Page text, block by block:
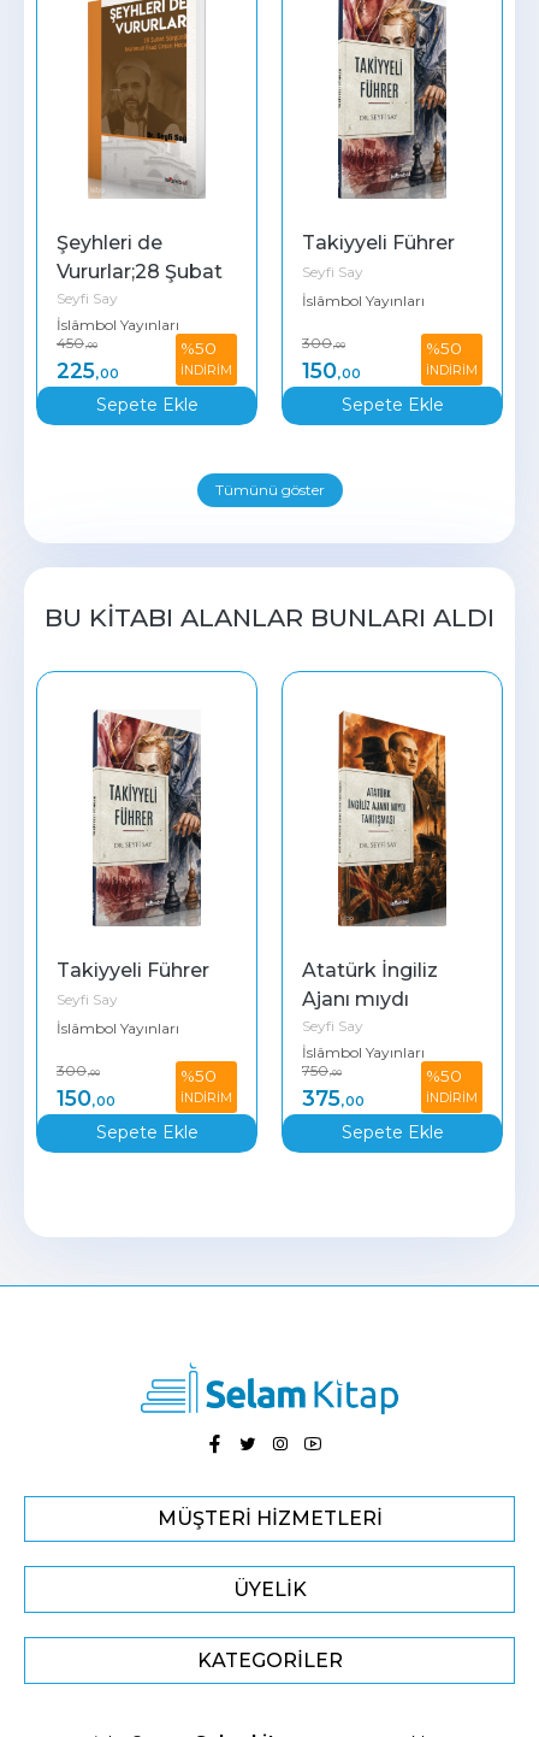
Sepete Ekle
Şeyhleri de
Vururlar;28 Şubat
Sürgünü Mahmud
Esad Coşan Hoca
Seyfi Say
İslâmbol Yayınları
%50
İNDİRİM
450,00
225,00
Sepete Ekle
Takiyyeli Führer
Seyfi Say
İslâmbol Yayınları
%50
İNDİRİM
300,00
150,00
Tümünü göster
BU KITABI ALANLAR BUNLARI ALDI
Sepete Ekle
Takiyyeli Führer
Seyfi Say
İslâmbol Yayınları
%50
İNDİRİM
300,00
150,00
Sepete Ekle
Atatürk İngiliz
Ajanı mıydı
Tartışması
Seyfi Say
İslâmbol Yayınları
%50
İNDİRİM
750,00
375,00
MÜŞTERI HIZMETLERI
ÜYELIK
KATEGORILER